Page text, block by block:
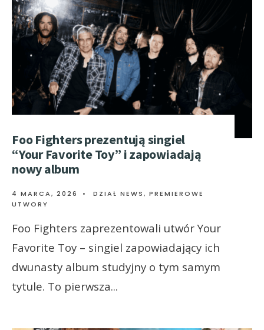
Foo Fighters prezentują singiel
“Your Favorite Toy” i zapowiadają
nowy album
4 MARCA, 2026 • DZIAŁ NEWS, PREMIEROWE
UTWORY
Foo Fighters zaprezentowali utwór Your
Favorite Toy – singiel zapowiadający ich
dwunasty album studyjny o tym samym
tytule. To pierwsza...